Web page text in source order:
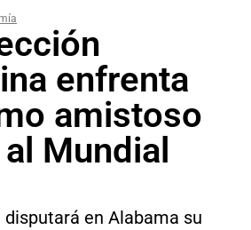
enfrenta
amistoso
Mundial
disputará en Alabama su